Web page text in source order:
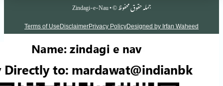
Designed by
Privacy Policy
Disclaimer
Terms of Use